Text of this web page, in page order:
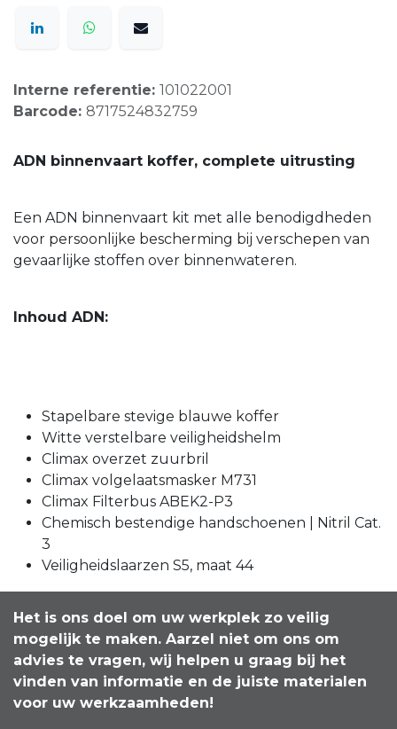
Interne referentie: 101022001
Barcode: 8717524832759
ADN binnenvaart koffer, complete uitrusting
Een ADN binnenvaart kit met alle benodigdheden
voor persoonlijke bescherming bij verschepen van
gevaarlijke stoffen over binnenwateren.
Inhoud ADN:
Stapelbare stevige blauwe koffer
Witte verstelbare veiligheidshelm
Climax overzet zuurbril
Climax volgelaatsmasker M731
Climax Filterbus ABEK2-P3
Chemisch bestendige handschoenen | Nitril Cat.
3
Veiligheidslaarzen S5, maat 44
Het is ons doel om uw werkplek zo veilig
mogelijk te maken. Aarzel niet om ons om
advies te vragen, wij helpen u graag bij het
vinden van informatie en de juiste materialen
voor uw werkzaamheden!